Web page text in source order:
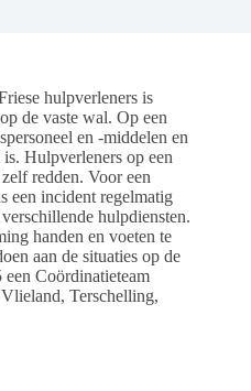
hulpverleners is
de vaste wal. Op een
en -middelen en
Hulpverleners op een
redden. Voor een
een incident regelmatig
hulpdiensten.
handen en voeten te
aan de situaties op de
Coördinatieteam
Terschelling,